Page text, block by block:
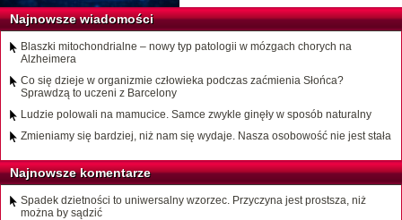
Najnowsze wiadomości
Blaszki mitochondrialne – nowy typ patologii w mózgach chorych na
Alzheimera
Co się dzieje w organizmie człowieka podczas zaćmienia Słońca?
Sprawdzą to uczeni z Barcelony
Ludzie polowali na mamucice. Samce zwykle ginęły w sposób naturalny
Zmieniamy się bardziej, niż nam się wydaje. Nasza osobowość nie jest stała
Najnowsze komentarze
Spadek dzietności to uniwersalny wzorzec. Przyczyna jest prostsza, niż
można by sądzić